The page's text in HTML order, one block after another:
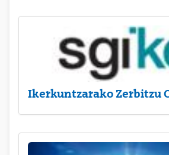
Ikerkuntzarako Zerbitzu